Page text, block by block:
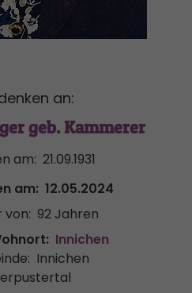
an:
geb. Kammerer
am: 21.09.1931
am: 12.05.2024
von: 92 Jahren
Innichen
Innichen